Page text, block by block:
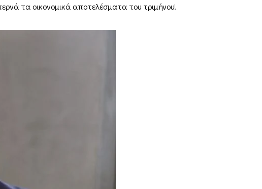
τα οικονοµικά αποτελέσµατα του τριµήνου!